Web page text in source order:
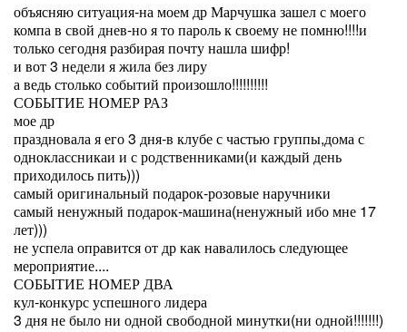
объясняю ситуация-на моем др Марчушка зашел с моего
компа в свой днев-но я то пароль к своему не помню!!!!и
только сегодня разбирая почту нашла шифр!
и вот 3 недели я жила без лиру
а ведь столько событий произошло!!!!!!!!!!
СОБЫТИЕ НОМЕР РАЗ
мое др
праздновала я его 3 дня-в клубе с частью группы,дома с
одноклассникаи и с родственниками(и каждый день
приходилось пить)))
самый оригинальный подарок-розовые наручники
самый ненужный подарок-машина(ненужный ибо мне 17
лет)))
не успела оправится от др как навалилось следующее
мероприятие....
СОБЫТИЕ НОМЕР ДВА
кул-конкурс успешного лидера
3 дня не было ни одной свободной минутки(ни одной!!!!!!!)